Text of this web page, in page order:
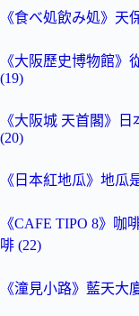
《食べ処飲み処》天
《大阪歷史博物館》
(19)
《大阪城 天首閣》
(20)
《日本紅地瓜》地瓜
《CAFE TIPO 8》咖
啡 (22)
《潼見小路》藍天大